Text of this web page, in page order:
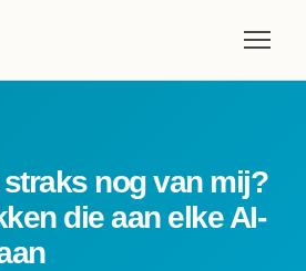
nog van mij?
die aan elke AI-